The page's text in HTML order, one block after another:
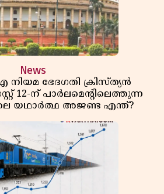
News
ഭേദഗതി ക്രിസ്ത്യൻ
12-ന് പാർലമെന്റിലെത്തുന്ന
യഥാർത്ഥ അജണ്ട എന്ത്?